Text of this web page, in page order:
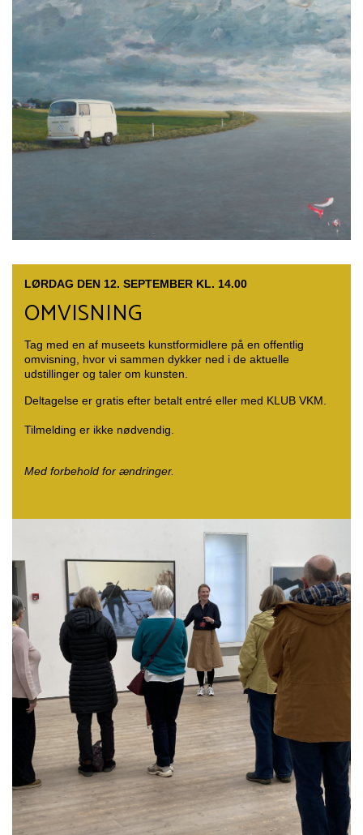
LØRDAG DEN 12. SEPTEMBER KL. 14.00
OMVISNING
Tag med en af museets kunstformidlere på en offentlig
omvisning, hvor vi sammen dykker ned i de aktuelle
udstillinger og taler om kunsten.
Deltagelse er gratis efter betalt entré eller med KLUB VKM.
Tilmelding er ikke nødvendig.
Med forbehold for ændringer.